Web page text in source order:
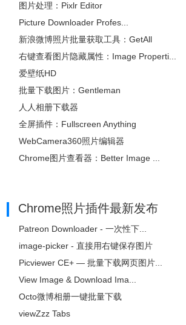
图片处理：Pixlr Editor
Picture Downloader Profes...
新浪微博照片批量获取工具：GetAll
右键查看图片隐藏属性：Image Properti...
爱壁纸HD
批量下载图片：Gentleman
人人相册下载器
全屏插件：Fullscreen Anything
WebCamera360照片编辑器
Chrome图片查看器：Better Image ...
Chrome照片插件最新发布
Patreon Downloader - 一次性下...
image-picker - 直接用右键保存图片
Picviewer CE+ — 批量下载网页图片...
View Image & Download Ima...
Octo微博相册一键批量下载
viewZzz Tabs